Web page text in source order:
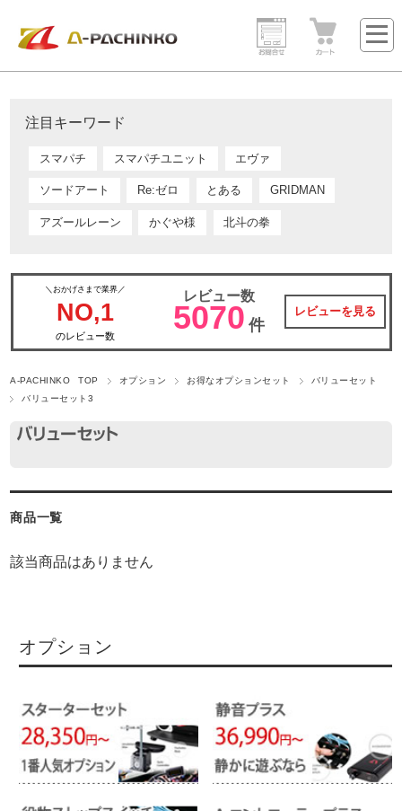
注目キーワード
スマパチ スマパチユニット エヴァ
ソードアート Re:ゼロ とある GRIDMAN
アズールレーン かぐや様 北斗の拳
＼おかげさまで業界／
NO,1
のレビュー数
レビュー数
5070 件
レビューを見る
A-PACHINKO TOP オプション お得なオプションセット
バリューセット
バリューセット3
商品一覧
該当商品はありません
オプション